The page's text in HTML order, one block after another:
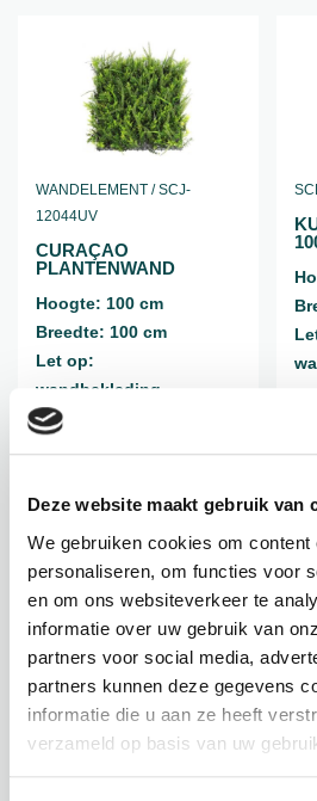
Deze website maakt gebruik van
We gebruiken cookies om content
personaliseren, om functies voor
en om ons websiteverkeer te
informatie over uw gebruik van
partners voor social media,
partners kunnen deze gegevens
informatie die u aan ze heeft
verzameld op basis van uw
WANDELEMENT / SCJ-
12044UV
CURAÇAO
PLANTENWAND
Hoogte: 100 cm
Breedte: 100 cm
Let op:
wandbekleding
€79,95
BEKIJK PRODUCT
€
Nieuw!
WANDELEMENT / SCJ-